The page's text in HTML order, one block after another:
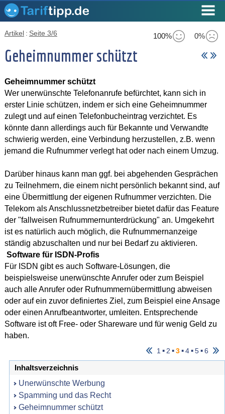
100% 0%
Artikel : Seite 3/6
Geheimnummer schützt
Geheimnummer schützt
Wer unerwünschte Telefonanrufe befürchtet, kann sich in
erster Linie schützen, indem er sich eine Geheimnummer
zulegt und auf einen Telefonbucheintrag verzichtet. Es
könnte dann allerdings auch für Bekannte und Verwandte
schwierig werden, eine Verbindung herzustellen, z.B. wenn
jemand die Rufnummer verlegt hat oder nach einem Umzug.
Darüber hinaus kann man ggf. bei abgehenden Gesprächen
zu Teilnehmern, die einem nicht persönlich bekannt sind, auf
eine Übermittlung der eigenen Rufnummer verzichten. Die
Telekom als Anschlussnetzbetreiber bietet dafür das Feature
der "fallweisen Rufnummernunterdrückung" an. Umgekehrt
ist es natürlich auch möglich, die Rufnummernanzeige
ständig abzuschalten und nur bei Bedarf zu aktivieren.
Software für ISDN-Profis
Für ISDN gibt es auch Software-Lösungen, die
beispielsweise unerwünschte Anrufer oder zum Beispiel
auch alle Anrufer oder Rufnummernübermittlung abweisen
oder auf ein zuvor definiertes Ziel, zum Beispiel eine Ansage
oder einen Anrufbeantworter, umleiten. Entsprechende
Software ist oft Free- oder Shareware und für wenig Geld zu
haben.
1 ▪ 2 ▪3▪4▪5▪6
Inhaltsverzeichnis
Unerwünschte Werbung
Spamming und das Recht
Geheimnummer schützt